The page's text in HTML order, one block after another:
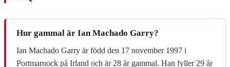
Hur gammal är Ian Machado Garry?
Ian Machado Garry är född den 17 november 1997 i
Portmarnock på Irland och är 28 år gammal. Han fyller 29 år